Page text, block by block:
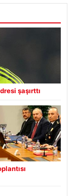
şaşırttı